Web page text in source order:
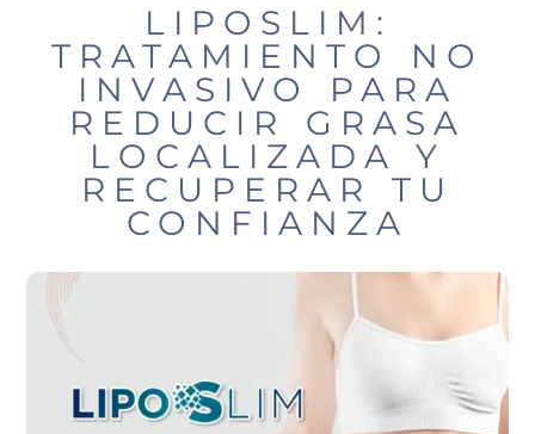
LIPOSLIM:
TRATAMIENTO NO
INVASIVO PARA
REDUCIR GRASA
LOCALIZADA Y
RECUPERAR TU
CONFIANZA